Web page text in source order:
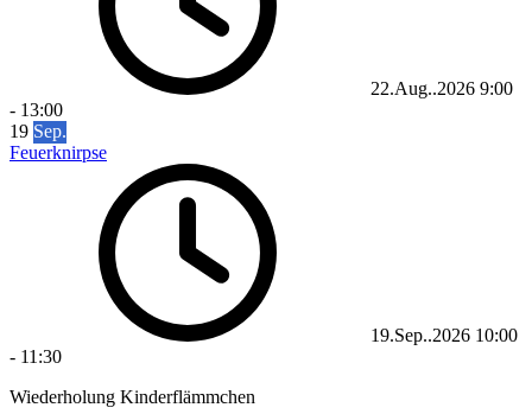
22.Aug..2026 9:00
- 13:00
19 Sep.
Feuerknirpse
19.Sep..2026 10:00
- 11:30
Wiederholung Kinderflämmchen